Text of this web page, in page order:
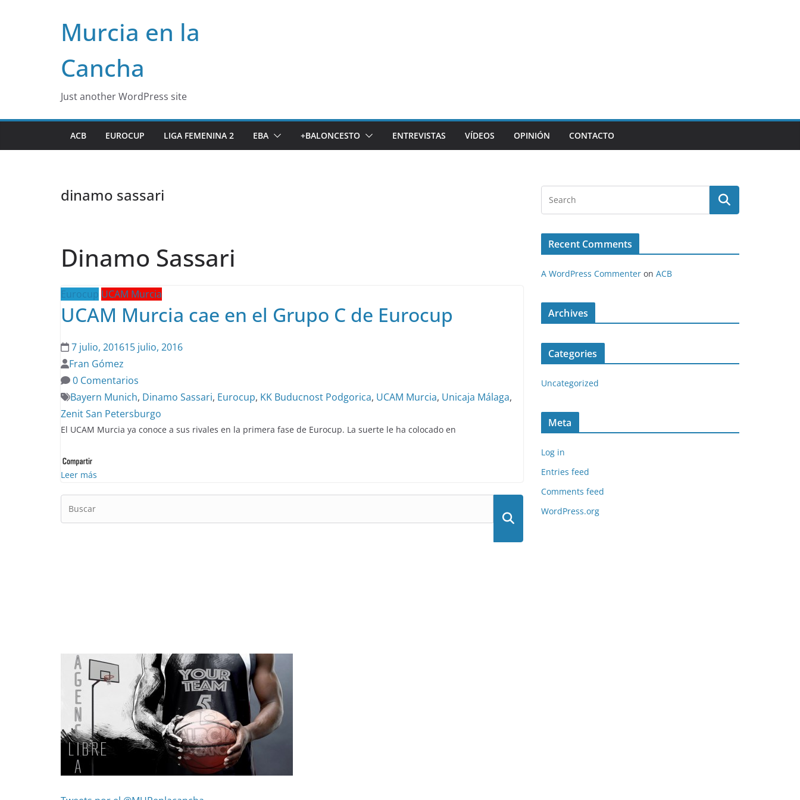
Murcia en la
Cancha
Just another WordPress site
ACB EUROCUP LIGA FEMENINA 2 EBA +BALONCESTO ENTREVISTAS VÍDEOS OPINIÓN CONTACTO
dinamo sassari
Dinamo Sassari
Eurocup UCAM Murcia
UCAM Murcia cae en el Grupo C de Eurocup
7 julio, 201615 julio, 2016
Fran Gómez
0 Comentarios
Bayern Munich, Dinamo Sassari, Eurocup, KK Buducnost Podgorica, UCAM Murcia, Unicaja Málaga,
Zenit San Petersburgo
El UCAM Murcia ya conoce a sus rivales en la primera fase de Eurocup. La suerte le ha colocado en
Leer más
Recent Comments
A WordPress Commenter on ACB
Archives
Categories
Uncategorized
Meta
Log in
Entries feed
Comments feed
WordPress.org